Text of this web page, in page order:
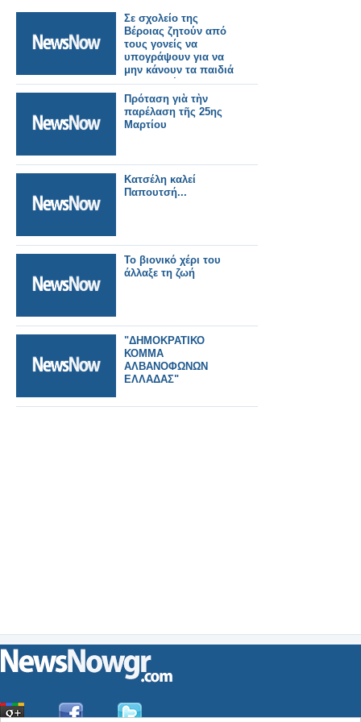
Σε σχολείο της
Βέροιας ζητούν από
τους γονείς να
υπογράψουν για να
μην κάνουν τα παιδιά
τους παρέλαση
Πρόταση γιὰ τὴν
παρέλαση τῆς 25ης
Μαρτίου
Κατσέλη καλεί
Παπουτσή...
Το βιονικό χέρι του
άλλαξε τη ζωή
"ΔΗΜΟΚΡΑΤΙΚΟ
ΚΟΜΜΑ
ΑΛΒΑΝΟΦΩΝΩΝ
ΕΛΛΑΔΑΣ"